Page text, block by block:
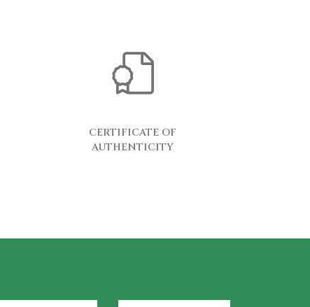
CERTIFICATE OF
AUTHENTICITY